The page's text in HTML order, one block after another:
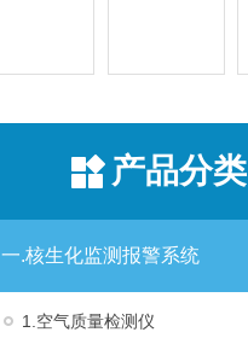
产品分类
一.核生化监测报警系统
1.空气质量检测仪